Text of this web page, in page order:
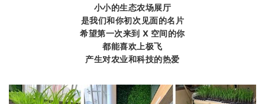
小小的生态农场展厅
是我们和你初次见面的名片
希望第一次来到 X 空间的你
都能喜欢上极飞
产生对农业和科技的热爱